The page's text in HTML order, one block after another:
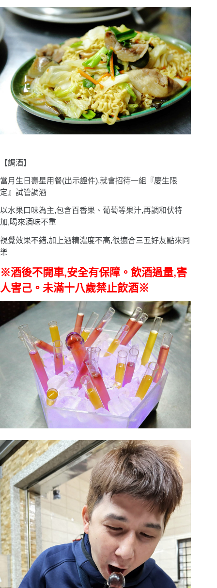
【調酒】
當月生日壽星用餐(出示證件),就會招待一組『慶生限
定』試管調酒
以水果口味為主,包含百香果、葡萄等果汁,再調和伏特
加,喝來酒味不重
視覺效果不錯,加上酒精濃度不高,很適合三五好友點來同
樂
※酒後不開車,安全有保障。飲酒過量,害
人害己。未滿十八歲禁止飲酒※